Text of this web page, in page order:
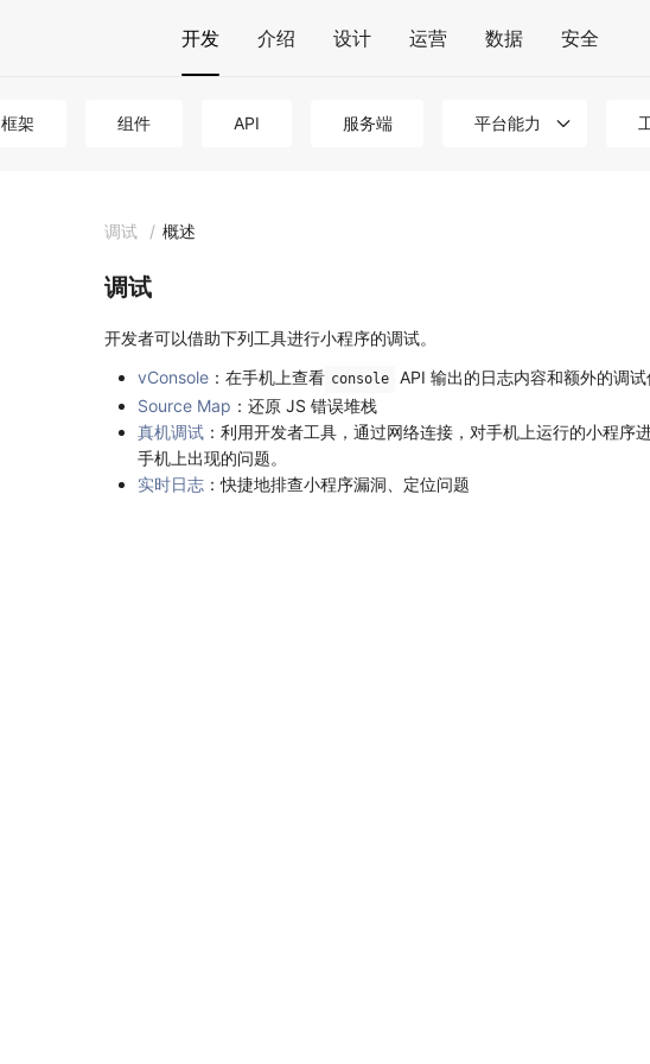
开发 介绍 设计 运营 数据 安全
框架 组件 API 服务端 平台能力
调试 / 概述
调试
开发者可以借助下列工具进行小程序的调试。
vConsole ：在手机上查看 console
API 输出的日志内容和额外的调
Source Map ：还原 JS 错误堆栈
真机调试 ：利用开发者工具，通过网络连接，对手机上运行的小程序
手机上出现的问题。
实时日志 ：快捷地排查小程序漏洞、定位问题